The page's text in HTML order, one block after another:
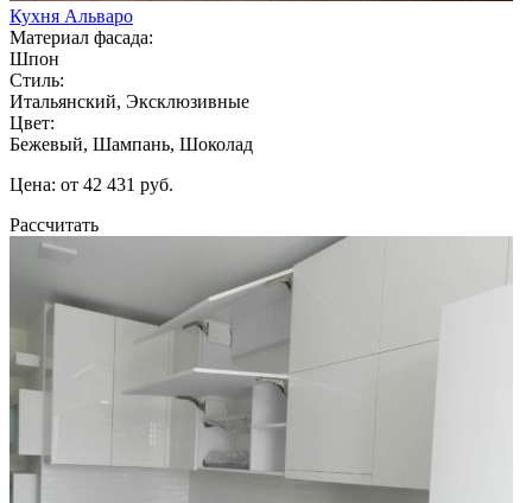
Кухня Альваро
Материал фасада:
Шпон
Стиль:
Итальянский, Эксклюзивные
Цвет:
Бежевый, Шампань, Шоколад
Цена: от 42 431 руб.
Рассчитать